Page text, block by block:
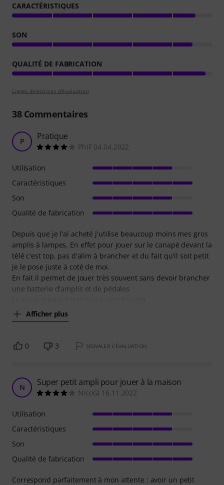
CARACTÉRISTIQUES
SON
QUALITÉ DE FABRICATION
Lignes directrices d'évaluation
38Commentaires
P Pratique
PhiF 04.04.2022
Depuis que je l'ai acheté j'utilise beaucoup moins mes gros
amplis à lampes. En effet pour jouer sur le canapé devant la
télé c'est top, pas d'alim à brancher et du fait qu'il soit petit
je le pose juste à coté de moi.
En fait il permet de jouer très souvent sans devoir brancher
une batterie d'amplis et de pédales
Afficher plus
Utilisation
Caractéristiques
Son
Qualité de fabrication
0 3 SIGNALER L'ÉVALUATION
N Super petit ampli pour jouer à la maison
NicoGl 16.11.2022
Correspond parfaitement à mon attente : avoir un petit
Utilisation
Caractéristiques
Son
Qualité de fabrication